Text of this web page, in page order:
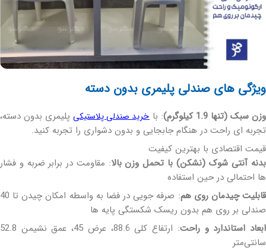
ویژگی های صندلی پلیمری بدون دسته
وزن سبک (تنها 1.9 کیلوگرم) : باخرید صندلی پلاستیکیپلیمری بدون دسته،
تجربه ای راحت در هنگام جابجایی و بدون دشواری را تجربه کنید.
قیمت اقتصادی با بهترین کیفیت
بدنه آنتی شوک (نشکن) با تحمل وزن بالا: مقاومت در برابر ضربه و فشار
ها احتمالی در حین استفاده
قابلیت چیدمان روی هم
: صرفه جویی در فضا به واسطه امکان چیدن تا 40
صندلی بر روی هم بدون ریسک شکستگی پایه ها
ابعاد استاندارد و راحت
: ارتفاع کلی 88.6، عرض 45، عمق نشیمن 52.8
سانتی‌متر